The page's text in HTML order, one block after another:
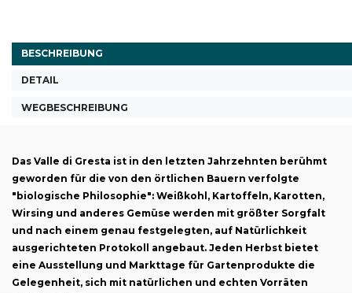
BESCHREIBUNG
DETAIL
WEGBESCHREIBUNG
Das Valle di Gresta ist in den letzten Jahrzehnten berühmt
geworden für die von den örtlichen Bauern verfolgte
"biologische Philosophie": Weißkohl, Kartoffeln, Karotten,
Wirsing und anderes Gemüse werden mit größter Sorgfalt
und nach einem genau festgelegten, auf Natürlichkeit
ausgerichteten Protokoll angebaut. Jeden Herbst bietet
eine Ausstellung und Markttage für Gartenprodukte die
Gelegenheit, sich mit natürlichen und echten Vorräten